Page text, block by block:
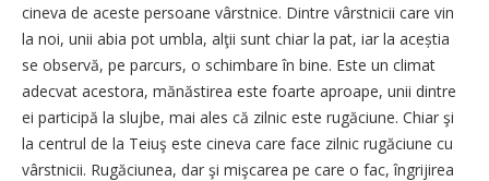
cineva de aceste persoane vârstnice. Dintre vârstnicii care vin
la noi, unii abia pot umbla, alţii sunt chiar la pat, iar la aceștia
se observă, pe parcurs, o schimbare în bine. Este un climat
adecvat acestora, mănăstirea este foarte aproape, unii dintre
ei participă la slujbe, mai ales că zilnic este rugăciune. Chiar şi
la centrul de la Teiuş este cineva care face zilnic rugăciune cu
vârstnicii. Rugăciunea, dar şi mişcarea pe care o fac, îngrijirea